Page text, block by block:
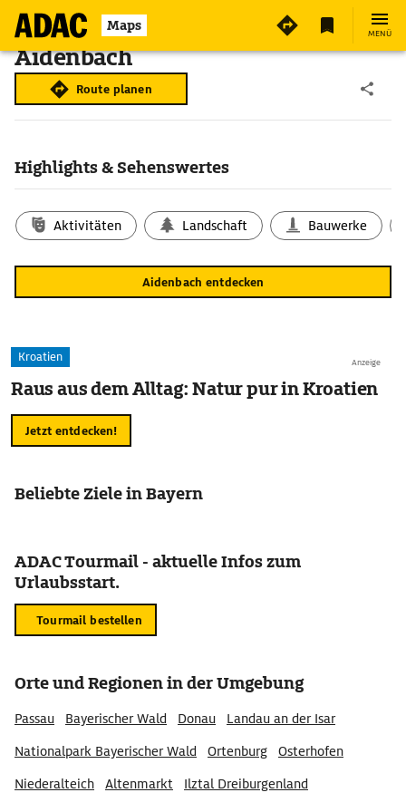
Maps MENÜ
Aidenbach
Route planen
Highlights & Sehenswertes
Aktivitäten Landschaft Bauwerke
Aidenbach entdecken
Anzeige
Kroatien
Raus aus dem Alltag: Natur pur in Kroatien
Jetzt entdecken!
Beliebte Ziele in Bayern
ADAC Tourmail - aktuelle Infos zum
Urlaubsstart.
Tourmail bestellen
Orte und Regionen in der Umgebung
Passau Bayerischer Wald Donau
Landau an der Isar
Nationalpark Bayerischer Wald
Ortenburg
Osterhofen
Niederalteich
Altenmarkt
Ilztal Dreiburgenland